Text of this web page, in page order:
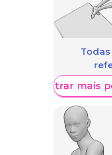
Mostrar mais